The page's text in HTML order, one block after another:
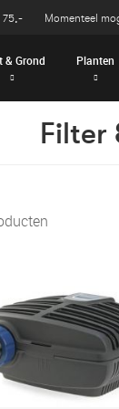
75,- Momenteel
& Grond Planten
Filter